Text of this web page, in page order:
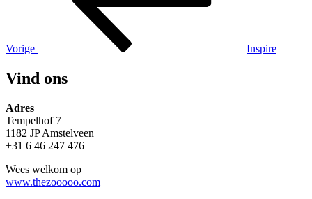
Vorige Inspire
Vind ons
Adres
Tempelhof 7
1182 JP Amstelveen
+31 6 46 247 476
Wees welkom op
www.thezooooo.com